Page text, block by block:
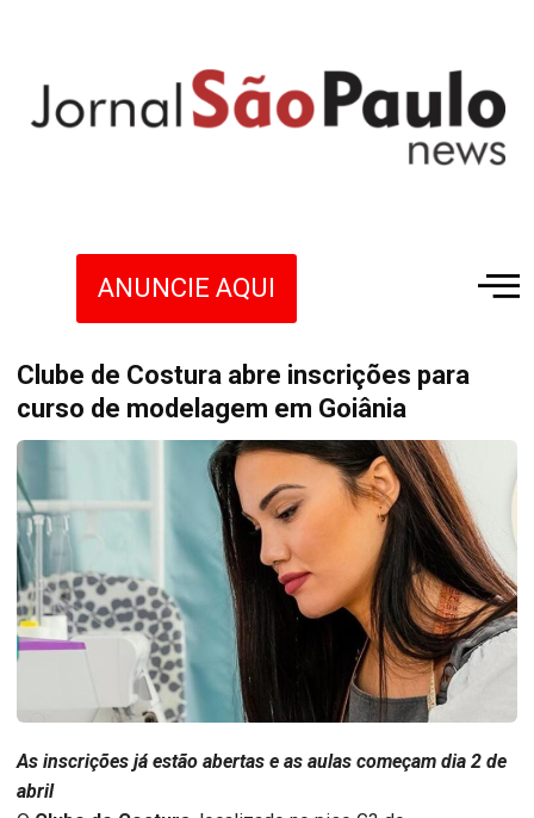
ANUNCIE AQUI
Clube de Costura abre inscrições para
curso de modelagem em Goiânia
As inscrições já estão abertas e as aulas começam dia 2 de
abril